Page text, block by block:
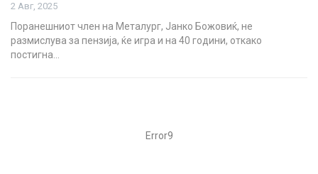
2 Авг, 2025
Поранешниот член на Металург, Јанко Божовиќ, не
размислува за пензија, ќе игра и на 40 години, откако
постигна…
Error9